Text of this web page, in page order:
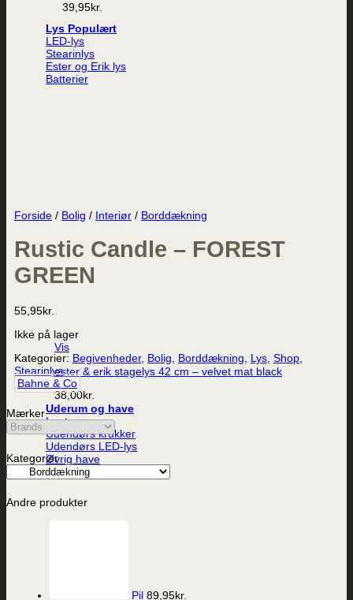
39,95kr.
Lys
LED-lys
Stearinlys
Ester og Erik lys
Batterier
Vis
ester & erik stagelys 42 cm – velvet mat black
38,00kr.
Uderum og have
Lanterner
Udendørs krukker
Udendørs LED-lys
Øvrig have
Forside / Bolig / Interiør / Borddækning
Rustic Candle – FOREST
GREEN
55,95kr.
Ikke på lager
Kategorier: Begivenheder, Bolig, Borddækning, Lys, Shop,
Stearinlys
Bahne & Co
Mærker
Kategorier
Andre produkter
Pil 89,95kr.